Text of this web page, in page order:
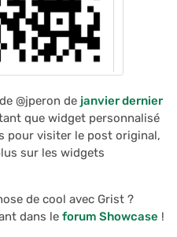
@jperon de janvier dernier
que widget personnalisé
pour visiter le post original,
sur les widgets
de cool avec Grist ?
dans le forum Showcase !